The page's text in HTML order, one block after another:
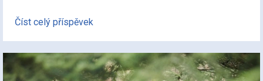
Číst celý příspěvek